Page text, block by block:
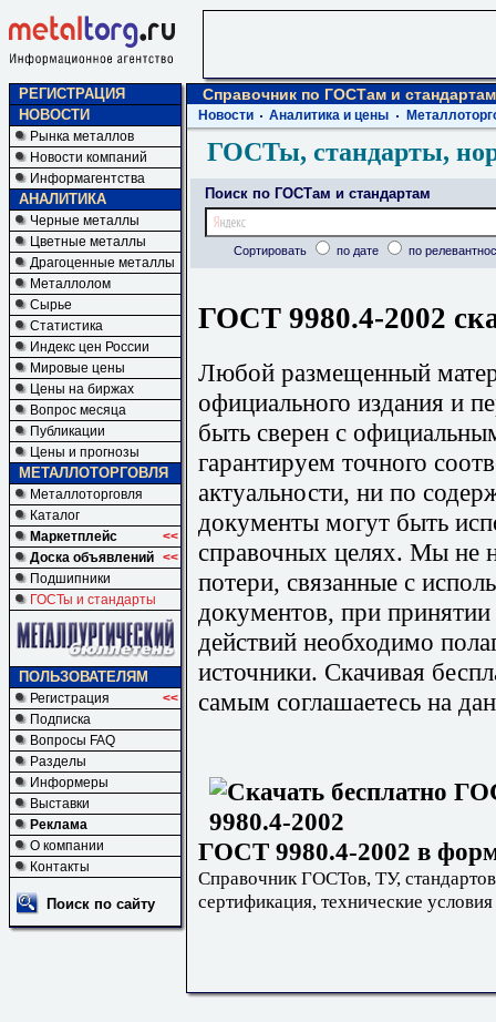
РЕГИСТРАЦИЯ
НОВОСТИ
Рынка металлов
Новости компаний
Информагентства
АНАЛИТИКА
Черные металлы
Цветные металлы
Драгоценные металлы
Металлолом
Сырье
Статистика
Индекс цен России
Мировые цены
Цены на биржах
Вопрос месяца
Публикации
Цены и прогнозы
МЕТАЛЛОТОРГОВЛЯ
Металлоторговля
Каталог
Маркетплейс
<<
Доска объявлений <<
Подшипники
ГОСТы и стандарты
ПОЛЬЗОВАТЕЛЯМ
Регистрация
<<
Подписка
Вопросы FAQ
Разделы
Информеры
Выставки
Реклама
О компании
Контакты
Поиск по сайту
Справочник по ГОСТам и стандартам
Новости Аналитика и цены
ГОСТы, стандарты,
Поиск по ГОСТам и стандартам
Сортировать по дате по
ГОСТ 9980.4-2002
Любой размещенный
официального издания и
быть сверен с
гарантируем точного
актуальности, ни по
документы могут быть
справочных целях. Мы не
потери, связанные с
документов, при
действий необходимо
источники. Скачивая
самым соглашаетесь на
ГОСТ 9980.4-2002 в
Справочник ГОСТов, ТУ,
сертификация, технические условия